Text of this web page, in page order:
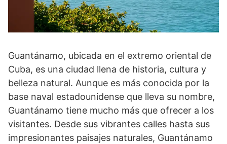
Guantánamo, ubicada en el extremo oriental de
Cuba, es una ciudad llena de historia, cultura y
belleza natural. Aunque es más conocida por la
base naval estadounidense que lleva su nombre,
Guantánamo tiene mucho más que ofrecer a los
visitantes. Desde sus vibrantes calles hasta sus
impresionantes paisajes naturales, Guantánamo